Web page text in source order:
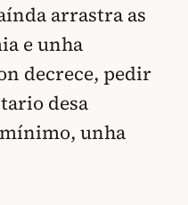
arrastra as
e unha
decrece, pedir
desa
unha